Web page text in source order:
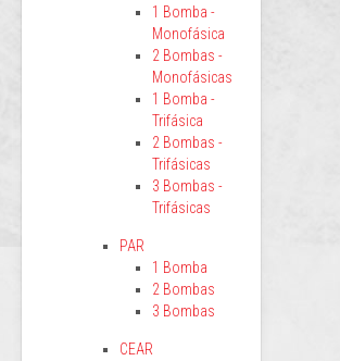
1 Bomba -
Monofásica
2 Bombas -
Monofásicas
1 Bomba -
Trifásica
2 Bombas -
Trifásicas
3 Bombas -
Trifásicas
PAR
1 Bomba
2 Bombas
3 Bombas
CEAR